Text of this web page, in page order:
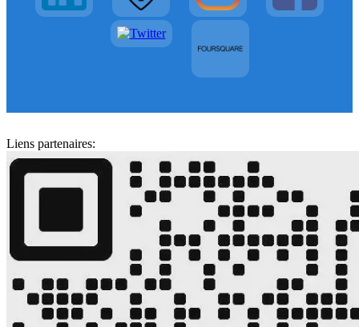
Liens partenaires: